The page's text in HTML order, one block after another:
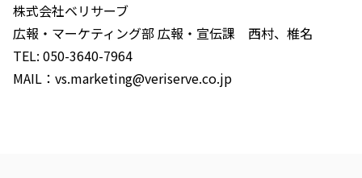
株式会社ベリサーブ
広報・マーケティング部 広報・宣伝課 西村、椎名
TEL: 050-3640-7964
MAIL：vs.marketing@veriserve.co.jp